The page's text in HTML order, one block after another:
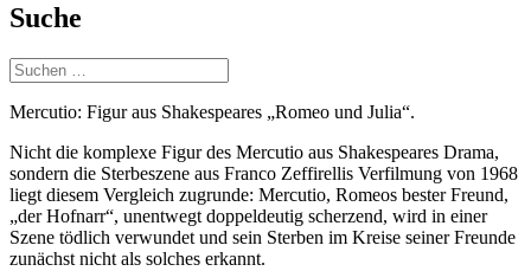
Suche
Suchen
nach:
Mercutio: Figur aus Shakespeares „Romeo und Julia“.
Nicht die komplexe Figur des Mercutio aus Shakespeares Drama,
sondern die Sterbeszene aus Franco Zeffirellis Verfilmung von 1968
liegt diesem Vergleich zugrunde: Mercutio, Romeos bester Freund,
„der Hofnarr“, unentwegt doppeldeutig scherzend, wird in einer
Szene tödlich verwundet und sein Sterben im Kreise seiner Freunde
zunächst nicht als solches erkannt.